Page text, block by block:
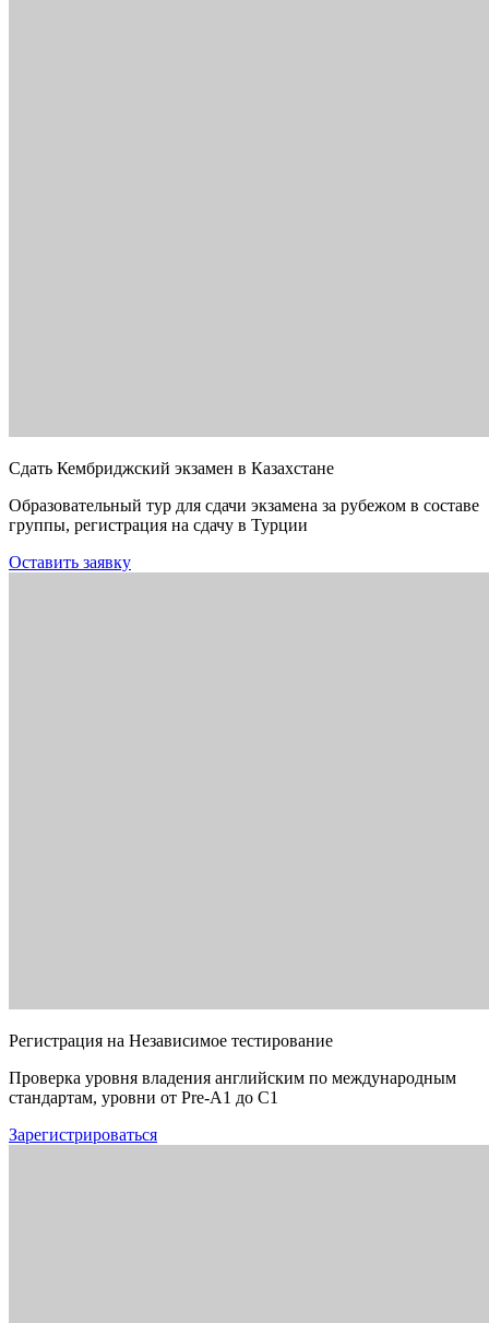
Сдать Кембриджский экзамен в Казахстане
Образовательный тур для сдачи экзамена за рубежом в составе
группы, регистрация на сдачу в Турции
Оставить заявку
Регистрация на Независимое тестирование
Проверка уровня владения английским по международным
стандартам, уровни от Pre-A1 до C1
Зарегистрироваться